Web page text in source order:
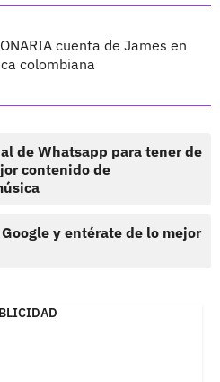
cuenta de James en
colombiana
de Whatsapp para tener de
contenido de
y entérate de lo mejor